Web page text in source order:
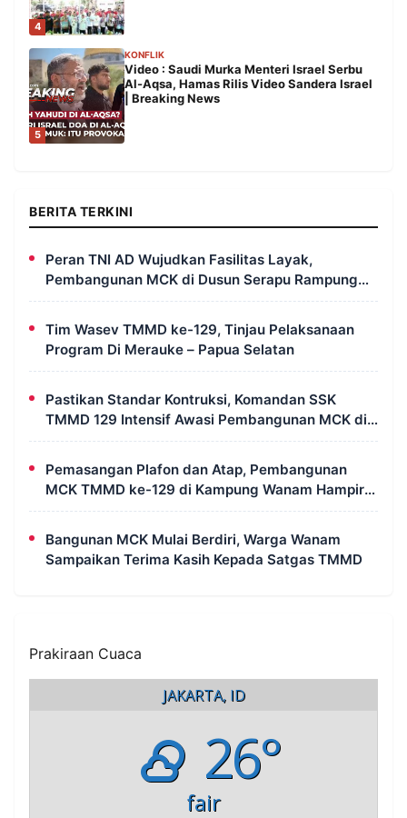
4
5
KONFLIK
Video : Saudi Murka Menteri Israel Serbu
Al-Aqsa, Hamas Rilis Video Sandera Israel
| Breaking News
BERITA TERKINI
Peran TNI AD Wujudkan Fasilitas Layak,
Pembangunan MCK di Dusun Serapu Rampung
Dikerjakan
Tim Wasev TMMD ke-129, Tinjau Pelaksanaan
Program Di Merauke – Papua Selatan
Pastikan Standar Kontruksi, Komandan SSK
TMMD 129 Intensif Awasi Pembangunan MCK di
Wanam
Pemasangan Plafon dan Atap, Pembangunan
MCK TMMD ke-129 di Kampung Wanam Hampir
Rampung
Bangunan MCK Mulai Berdiri, Warga Wanam
Sampaikan Terima Kasih Kepada Satgas TMMD
Prakiraan Cuaca
JAKARTA, ID
26°
fair